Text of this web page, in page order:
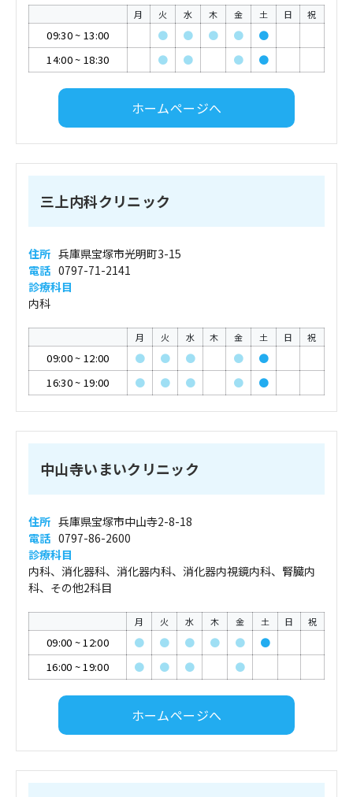
月 火 水 木 金 土 日 祝
09:30~ 13:00 ● ● ● ●
●
14:00~ 18:30 ● ● ● ●
ホームページへ
三上内科クリニック
住所 兵庫県宝塚市光明町3-15
電話 0797-71-2141
診療科目
内科
月 火 水 木 金 土 日 祝
09:00~ 12:00 ● ● ● ●
●
16:30~ 19:00 ● ● ● ● ●
中山寺いまいクリニック
住所 兵庫県宝塚市中山寺2-8-18
電話 0797-86-2600
診療科目
内科、消化器科、消化器内科、消化器内視鏡内科、腎臓内
科、その他2科目
月 火 水 木 金 土 日 祝
09:00 ~12:00 ● ● ● ● ●
●
16:00 ~19:00 ● ● ● ●
ホームページへ